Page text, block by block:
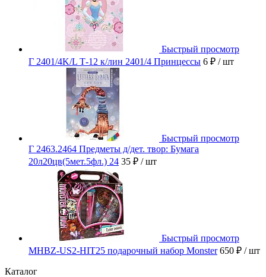
Быстрый просмотр
Г 2401/4K/L Т-12 к/лин 2401/4 Принцессы 6 ₽ / шт
Быстрый просмотр
Г 2463.2464 Предметы д/дет. твор: Бумага
20л20цв(5мет.5фл.) 24 35 ₽ / шт
Быстрый просмотр
MHBZ-US2-HIT25 подарочный набор Monster 650 ₽ / шт
Каталог